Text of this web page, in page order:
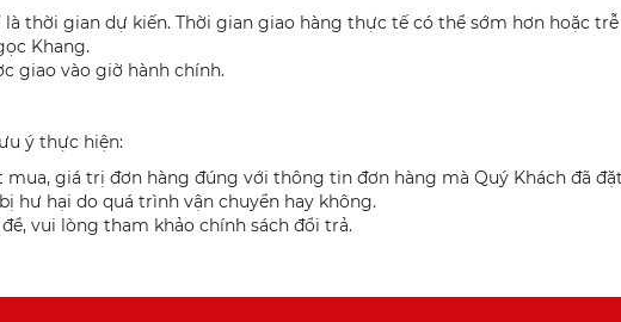
thời gian dự kiến. Thời gian giao hàng thực tế có thể sớm hơn hoặc
Khang.
giao vào giờ hành chính.
ý thực hiện:
mua, giá trị đơn hàng đúng với thông tin đơn hàng mà Quý Khách đã
hư hại do quá trình vận chuyển hay không.
vui lòng tham khảo chính sách đổi trả.